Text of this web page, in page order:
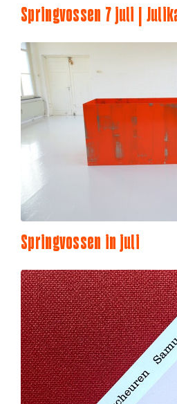
Springvossen 7 juli |
Springvossen in juli